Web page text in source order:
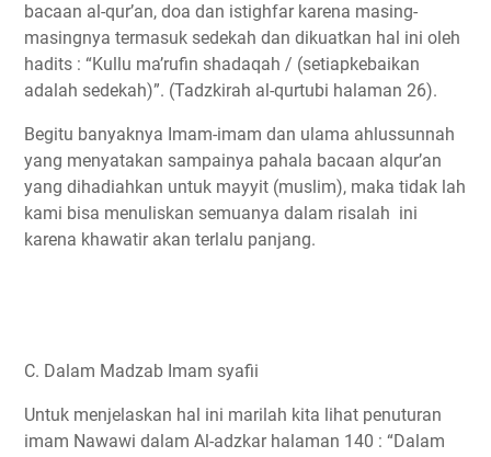
bacaan al-qur’an, doa dan istighfar karena masing-
masingnya termasuk sedekah dan dikuatkan hal ini oleh
hadits : “Kullu ma’rufin shadaqah / (setiapkebaikan
adalah sedekah)”. (Tadzkirah al-qurtubi halaman 26).
Begitu banyaknya Imam-imam dan ulama ahlussunnah
yang menyatakan sampainya pahala bacaan alqur’an
yang dihadiahkan untuk mayyit (muslim), maka tidak lah
kami bisa menuliskan semuanya dalam risalah ini
karena khawatir akan terlalu panjang.
C. Dalam Madzab Imam syafii
Untuk menjelaskan hal ini marilah kita lihat penuturan
imam Nawawi dalam Al-adzkar halaman 140 : “Dalam